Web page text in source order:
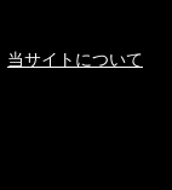
当サイトについて